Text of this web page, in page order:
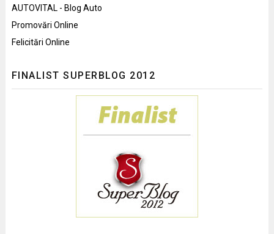
AUTOVITAL - Blog Auto
Promovări Online
Felicitări Online
FINALIST SUPERBLOG 2012